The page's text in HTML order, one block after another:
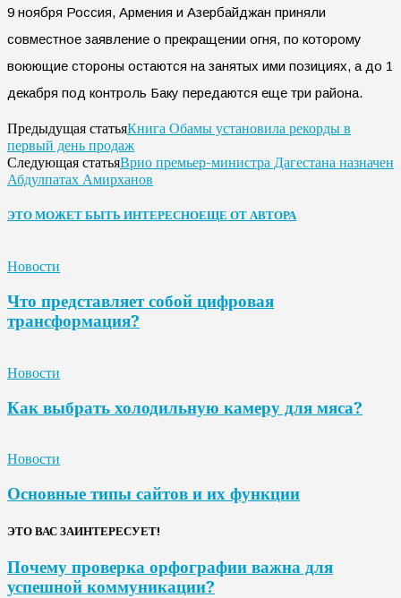
9 ноября Россия, Армения и Азербайджан приняли
совместное заявление о прекращении огня, по которому
воюющие стороны остаются на занятых ими позициях, а до 1
декабря под контроль Баку передаются еще три района.
Предыдущая статьяКнига Обамы установила рекорды в
первый день продаж
Следующая статьяВрио премьер-министра Дагестана назначен
Абдулпатах Амирханов
ЭТО МОЖЕТ БЫТЬ ИНТЕРЕСНОЕЩЕ ОТ АВТОРА
Новости
Что представляет собой цифровая
трансформация?
Новости
Как выбрать холодильную камеру для мяса?
Новости
Основные типы сайтов и их функции
ЭТО ВАС ЗАИНТЕРЕСУЕТ!
Почему проверка орфографии важна для
успешной коммуникации?